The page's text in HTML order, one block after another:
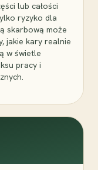
lub całości
ryzyko dla
skarbową może
jakie kary realnie
w świetle
pracy i